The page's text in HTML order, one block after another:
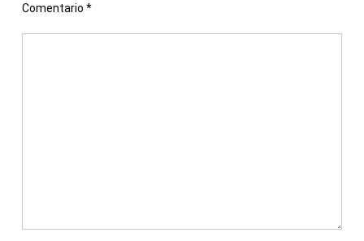
Comentario *